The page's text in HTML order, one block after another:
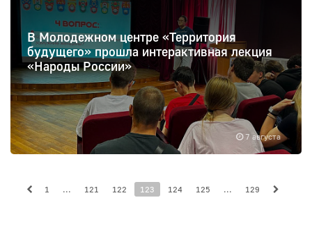
7 августа
В Молодежном центре «Территория
будущего» прошла интерактивная лекция
«Народы России»
1 ... 121 122 123 124 125 ... 129